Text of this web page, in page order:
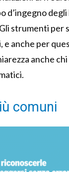
d’ingegno
strumenti per
e anche per
anche
comuni